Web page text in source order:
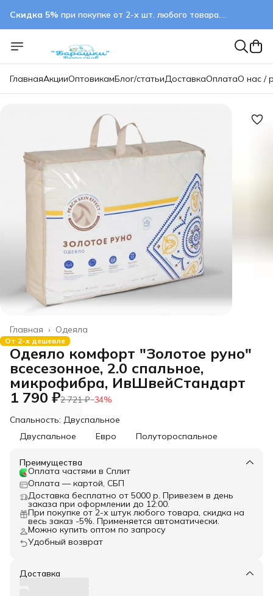
Скидка 5% при покупке от 2-х шт. любого товара.
ГлавнаяАкцииОптовикамБлог/статьиДоставкаОплатаО нас /
Одеяла
Главная ›
От 2-х дешевле
Одеяло комфорт "Золотое руно"
всесезонное, 2.0 спальное,
микрофибра, ИвШвейСтандарт
1 790 ₽2 721 ₽−34%
Спальность: Двуспальное
Двуспальное
Евро Полутороспальное
Преимущества
Оплата частями в Сплит
Оплата — картой, СБП
Доставка бесплатно от 5000 р. Привезем в день
заказа при оформлении до 12:00.
При покупке от 2-х штук любого товара, скидка на
весь заказ -5%. Применяется автоматически.
Можно купить оптом по запросу
Удобный возврат
Доставка